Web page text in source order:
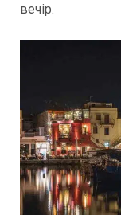
вечір.